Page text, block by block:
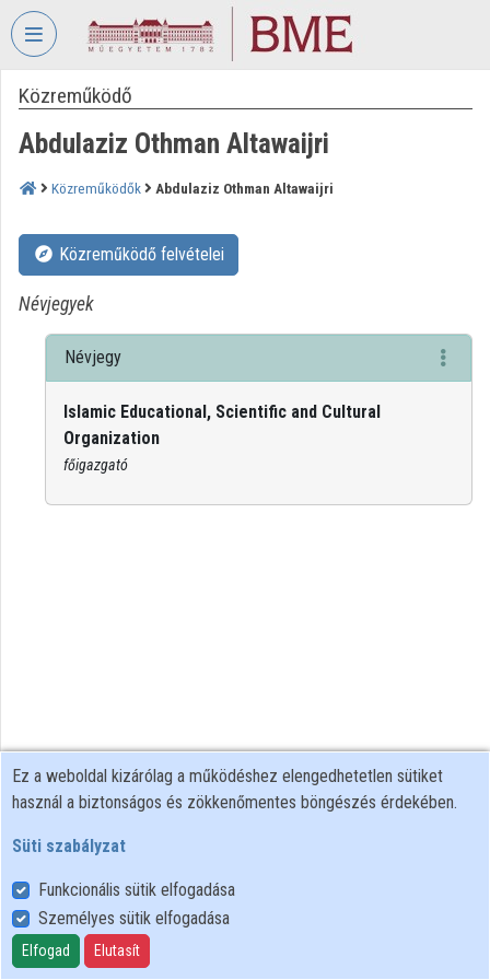
Fejléc kihagyása Menü kihagyása Tartalom kihagyása
VIDEOTORIUM
BUDAPESTI
MŰSZAKI
GAZDASÁGTUDOMÁNYI
EGYETEM
Intézményi kezdőlap
Bejelentkezés
Kategóriák
Közreműködő
Abdulaziz Othman Altawaijri
Közreműködők Abdulaziz Othman Altawaijri
Közreműködő felvételei
Névjegyek
Névjegy
Islamic Educational, Scientific and Cultural
Organization
főigazgató
Felhasználói szabályzat
Adatkezelési tájékoztató
Süti szabályzat
Ez a weboldal kizárólag a működéshez elengedhetetlen sütiket
használ a biztonságos és zökkenőmentes böngészés érdekében.
Süti szabályzat
Funkcionális sütik elfogadása
Személyes sütik elfogadása
Elfogad Elutasít